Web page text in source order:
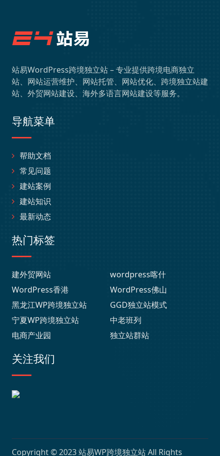
站易WordPress跨境独立站 – 专业提供跨境电商独立
站、网站运营维护、网站托管、网站优化、跨境独立站建
站、外贸网站建设、海外多语言网站建设等服务。
导航菜单
帮助文档
常见问题
建站案例
建站知识
最新动态
热门标签
建外贸网站
wordpress喀什
WordPress香港
WordPress佛山
黑龙江WP跨境独立站
GGD独立站模式
宁夏WP跨境独立站
中老班列
电商产业园
独立站群站
关注我们
Copyright © 2023站易WP跨境独立站All Rights